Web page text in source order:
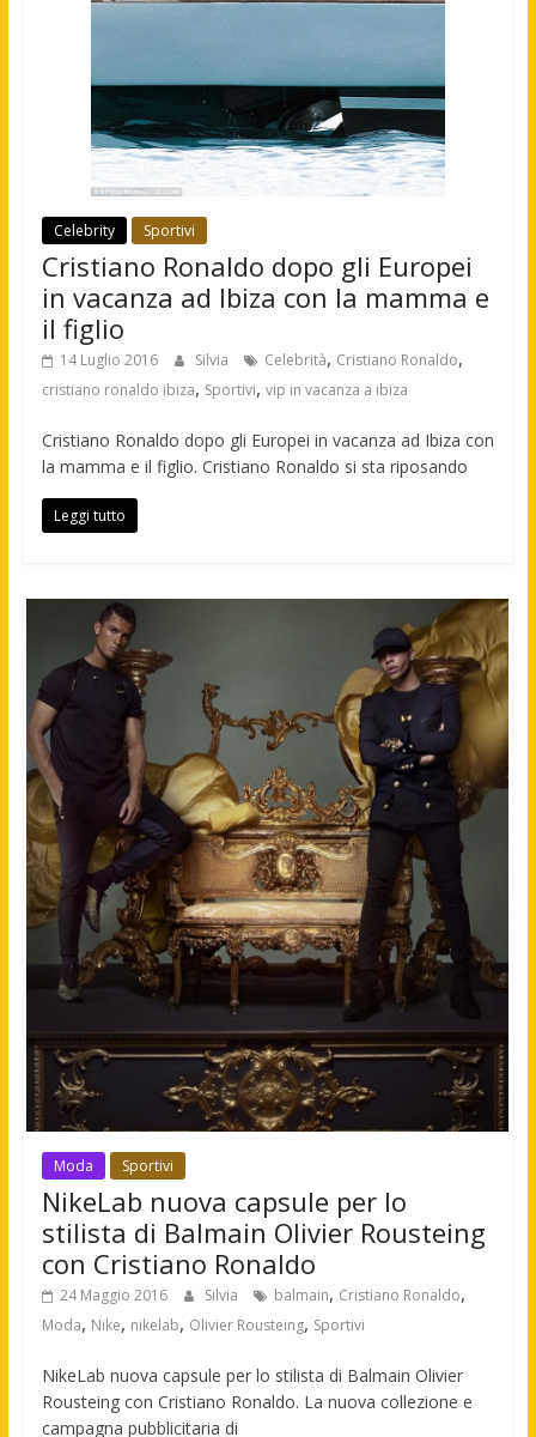
Celebrity Sportivi
Cristiano Ronaldo dopo gli Europei
in vacanza ad Ibiza con la mamma e
il figlio
14 Luglio 2016 Silvia Celebrità, Cristiano Ronaldo,
cristiano ronaldo ibiza, Sportivi, vip in vacanza a ibiza
Cristiano Ronaldo dopo gli Europei in vacanza ad Ibiza con
la mamma e il figlio. Cristiano Ronaldo si sta riposando
Leggi tutto
Moda Sportivi
NikeLab nuova capsule per lo
stilista di Balmain Olivier Rousteing
con Cristiano Ronaldo
24 Maggio 2016 Silvia balmain, Cristiano Ronaldo,
Moda, Nike, nikelab, Olivier Rousteing, Sportivi
NikeLab nuova capsule per lo stilista di Balmain Olivier
Rousteing con Cristiano Ronaldo. La nuova collezione e
campagna pubblicitaria di